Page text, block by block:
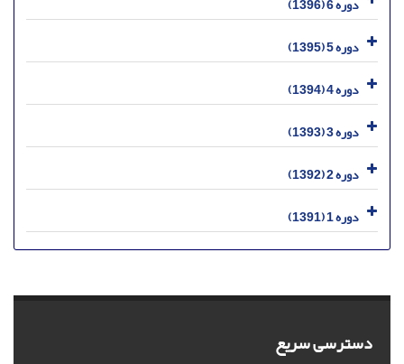
دوره 6 (1396)
دوره 5 (1395)
دوره 4 (1394)
دوره 3 (1393)
دوره 2 (1392)
دوره 1 (1391)
دسترسی سریع